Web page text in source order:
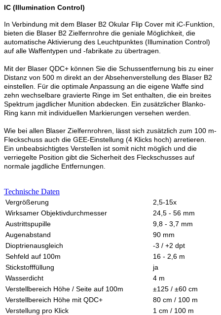
IC (Illumination Control)
In Verbindung mit dem Blaser B2 Okular Flip Cover mit iC-Funktion,
bieten die Blaser B2 Zielfernrohre die geniale Möglichkeit, die
automatische Aktivierung des Leuchtpunktes (Illumination Control)
auf alle Waffentypen und -fabrikate zu übertragen.
Mit der Blaser QDC+ können Sie die Schussentfernung bis zu einer
Distanz von 500 m direkt an der Absehenverstellung des Blaser B2
einstellen. Für die optimale Anpassung an die eigene Waffe sind
zehn wechselbare gravierte Ringe im Set enthalten, die ein breites
Spektrum jagdlicher Munition abdecken. Ein zusätzlicher Blanko-
Ring kann mit individuellen Markierungen versehen werden.
Wie bei allen Blaser Zielfernrohren, lässt sich zusätzlich zum 100 m-
Fleckschuss auch die GEE-Einstellung (4 Klicks hoch) arretieren.
Ein unbeabsichtigtes Verstellen ist somit nicht möglich und die
verriegelte Position gibt die Sicherheit des Fleckschusses auf
normale jagdliche Entfernungen.
Technische Daten
Vergrößerung
2,5-15x
Wirksamer Objektivdurchmesser
24,5 - 56 mm
Austrittspupille
9,8 - 3,7 mm
Augenabstand
90 mm
Dioptrienausgleich
-3 / +2 dpt
Sehfeld auf 100m
16 - 2,6 m
Stickstofffüllung
ja
Wasserdicht
4 m
Verstellbereich Höhe / Seite auf 100m
±125 / ±60 cm
Verstellbereich Höhe mit QDC+
80 cm / 100 m
Verstellung pro Klick
1 cm / 100 m